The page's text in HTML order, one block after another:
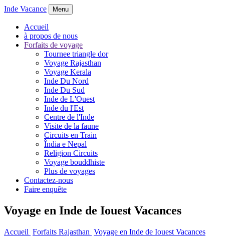
Inde Vacance Menu
Accueil
à propos de nous
Forfaits de voyage
Tournee triangle dor
Voyage Rajasthan
Voyage Kerala
Inde Du Nord
Inde Du Sud
Inde de L'Ouest
Inde du l'Est
Centre de l'Inde
Visite de la faune
Circuits en Train
Îndia e Nepal
Religion Circuits
Voyage bouddhiste
Plus de voyages
Contactez-nous
Faire enquête
Voyage en Inde de Iouest Vacances
Accueil Forfaits Rajasthan Voyage en Inde de Iouest Vacances